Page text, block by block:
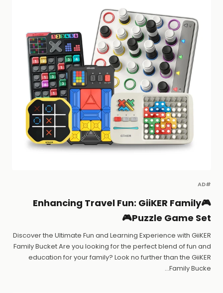
#AD
🎮Enhancing Travel Fun: GiiKER Family
Puzzle Game Set🎮
Discover the Ultimate Fun and Learning Experience with GiiKER
Family Bucket Are you looking for the perfect blend of fun and
education for your family? Look no further than the GiiKER
Family Bucke...